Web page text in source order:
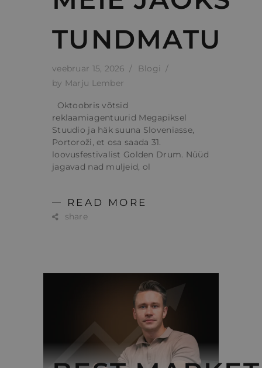
TUNDMATU
veebruar 15, 2026
Blogi
by Marju Lember
Oktoobris võtsid
reklaamiagentuurid Megapiksel
Stuudio ja häk suuna Sloveniasse,
Portoroži, et osa saada 31.
loovusfestivalist Golden Drum. Nüüd
jagavad nad muljeid, ol
READ MORE
share